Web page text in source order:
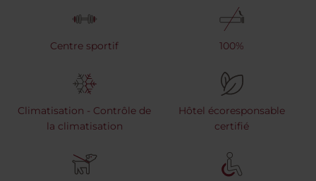
Centre sportif 100%
Climatisation - Contrôle de
la climatisation
Hôtel écoresponsable
certifié